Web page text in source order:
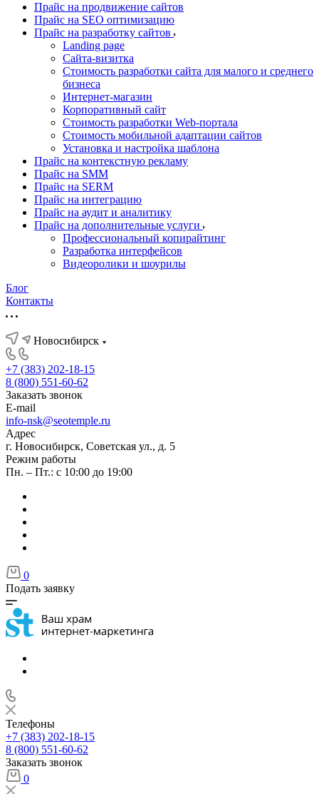
Прайс на продвижение сайтов
Прайс на SEO оптимизацию
Прайс на разработку сайтов
Landing page
Cайта-визитка
Стоимость разработки сайта для малого и среднего
бизнеса
Интернет-магазин
Корпоративный сайт
Стоимость разработки Web-портала
Стоимость мобильной адаптации сайтов
Установка и настройка шаблона
Прайс на контекстную рекламу
Прайс на SMM
Прайс на SERM
Прайс на интеграцию
Прайс на аудит и аналитику
Прайс на дополнительные услуги
Профессиональный копирайтинг
Разработка интерфейсов
Видеоролики и шоурилы
Блог
Контакты
Новосибирск
+7 (383) 202-18-15
8 (800) 551-60-62
Заказать звонок
E-mail
info-nsk@seotemple.ru
Адрес
г. Новосибирск, Советская ул., д. 5
Режим работы
Пн. – Пт.: с 10:00 до 19:00
0
Подать заявку
Телефоны
+7 (383) 202-18-15
8 (800) 551-60-62
Заказать звонок
0